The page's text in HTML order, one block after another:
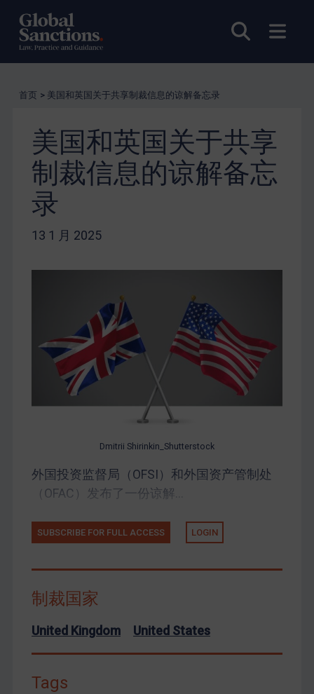
打开搜索
打开
首页 > 美国和英国关于共享制裁信息的谅解备忘录
美国和英国关于共享
制裁信息的谅解备忘
录
13 1 月 2025
Dmitrii Shirinkin_Shutterstock
外国投资监督局（OFSI）和外国资产管制处
（OFAC）发布了一份谅解...
SUBSCRIBE FOR FULL ACCESS LOGIN
制裁国家
United Kingdom United States
Tags